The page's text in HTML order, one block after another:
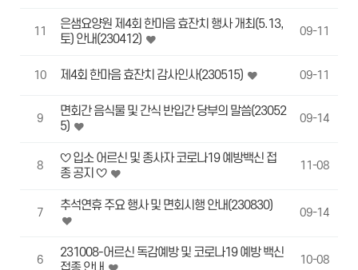
11
은샘요양원 제4회 한마음 효잔치 행사 개최(5.13,
토) 안내(230412)
09-11
10 제4회 한마음 효잔치 감사인사(230515) 09-11
9
면회간 음식물 및 간식 반입간 당부의 말씀(23052
5)
09-14
8
♡ 입소 어르신 및 종사자 코로나19 예방백신 접
종 공지 ♡
11-08
7
추석연휴 주요 행사 및 면회시행 안내(230830)
09-14
6
231008-어르신 독감예방 및 코로나19 예방 백신
10-08